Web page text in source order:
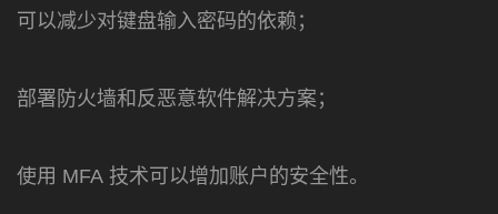
可以减少对键盘输入密码的依赖；
部署防火墙和反恶意软件解决方案；
使用 MFA 技术可以增加账户的安全性。